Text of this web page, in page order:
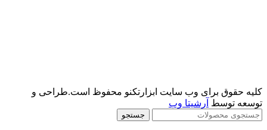
کلیه حقوق برای وب سایت ابزارتکنو محفوظ است.طراحی و
توسعه توسط آرشیتا وب
جستجو